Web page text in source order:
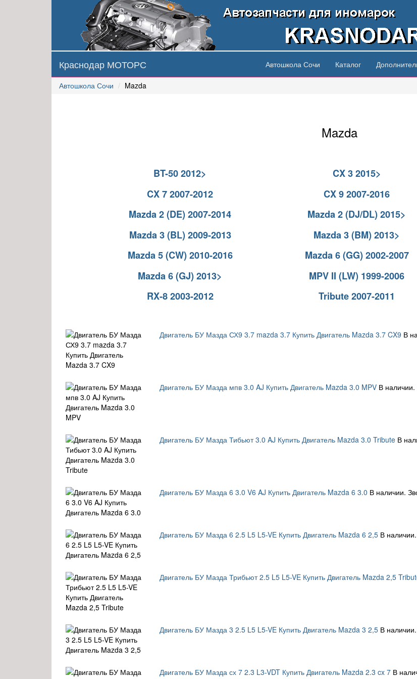
Краснодар МОТОРС Автошкола Сочи Каталог
Автошкола Сочи Mazda
Mazda
BT-50 2012> CX 3 2015>
CX 7 2007-2012
CX 9 2007-2016
Mazda 2 (DE) 2007-2014
Mazda 2 (DJ/DL) 2015>
Mazda 3 (BL) 2009-2013
Mazda 3 (BM) 2013>
Mazda 5 (CW) 2010-2016
Mazda 6 (GG) 2002-2007
Mazda 6 (GJ) 2013>
MPV II (LW) 1999-2006
RX-8 2003-2012
Tribute 2007-2011
Двигатель БУ Мазда СХ9 3.7 mazda 3.7 Купить Двигатель Mazda 3.7 CX9 В
Двигатель БУ Мазда мпв 3.0 AJ Купить Двигатель Mazda 3.0 MPV В наличии.
Двигатель БУ Мазда Тибьют 3.0 AJ Купить Двигатель Mazda 3.0 Tribute В
Двигатель БУ Мазда 6 3.0 V6 AJ Купить Двигатель Mazda 6 3.0 В наличии.
Двигатель БУ Мазда 6 2.5 L5 L5-VE Купить Двигатель Mazda 6 2,5 В
Двигатель БУ Мазда Трибьют 2.5 L5 L5-VE Купить Двигатель Mazda 2,5
Двигатель БУ Мазда 3 2.5 L5 L5-VE Купить Двигатель Mazda 3 2,5 В
Двигатель БУ Мазда сх 7 2.3 L3-VDT Купить Двигатель Mazda 2.3 cx 7 В